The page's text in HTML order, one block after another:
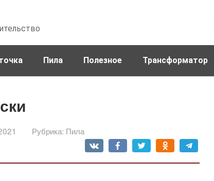
Пила Полезное Трансформатор
Рубрика: Пила